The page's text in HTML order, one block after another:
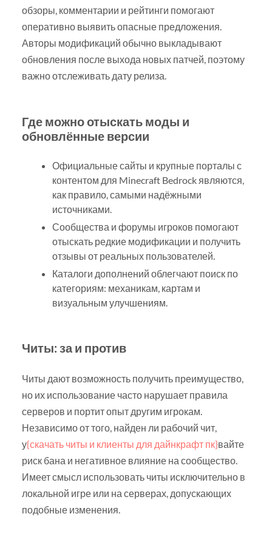
обзоры, комментарии и рейтинги помогают
оперативно выявить опасные предложения.
Авторы модификаций обычно выкладывают
обновления после выхода новых патчей, поэтому
важно отслеживать дату релиза.
Где можно отыскать моды и
обновлённые версии
Официальные сайты и крупные порталы с
контентом для Minecraft Bedrock являются,
как правило, самыми надёжными
источниками.
Сообщества и форумы игроков помогают
отыскать редкие модификации и получить
отзывы от реальных пользователей.
Каталоги дополнений облегчают поиск по
категориям: механикам, картам и
визуальным улучшениям.
Читы: за и против
Читы дают возможность получить преимущество,
но их использование часто нарушает правила
серверов и портит опыт другим игрокам.
Независимо от того, найден ли рабочий чит,
у{скачать читы и клиенты для дайнкрафт пк}вайте
риск бана и негативное влияние на сообщество.
Имеет смысл использовать читы исключительно в
локальной игре или на серверах, допускающих
подобные изменения.